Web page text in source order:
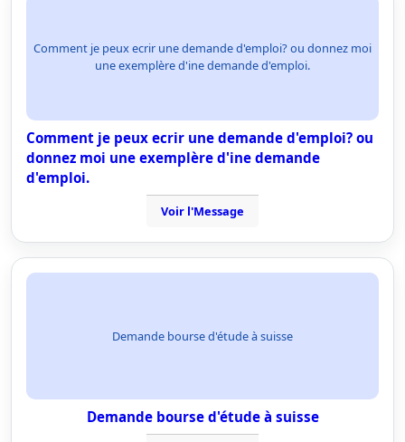
Comment je peux ecrir une demande d'emploi? ou donnez moi
une exemplère d'ine demande d'emploi.
Comment je peux ecrir une demande d'emploi? ou
donnez moi une exemplère d'ine demande
d'emploi.
Voir l'Message
Demande bourse d'étude à suisse
Demande bourse d'étude à suisse